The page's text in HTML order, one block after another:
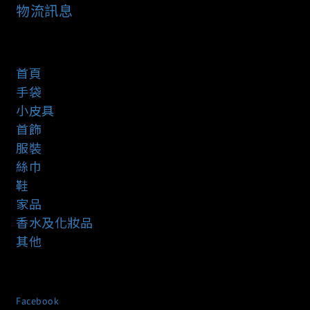
物流訊息
首頁
手袋
小皮具
首飾
服裝
絲巾
鞋
家品
香水及化妝品
其他
Facebook